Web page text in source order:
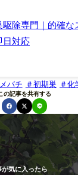
除専門｜的確な
日対応
バチ 初期巣 化
の記事を共有する
が気に入ったら